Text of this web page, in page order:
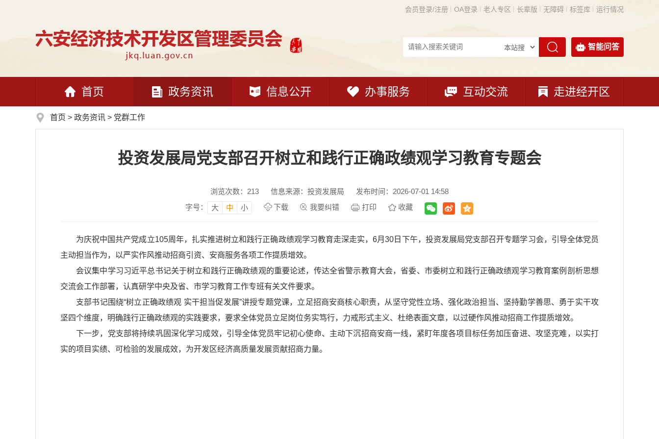
会员登录/注册 OA登录 老人专区 长辈版 无障碍 标签库 运行情况
智能问答
首页 政务资讯 信息公开 办事服务 互动交流 走进经开区
首页 > 政务资讯 > 党群工作
投资发展局党支部召开树立和践行正确政绩观学习教育专题会
浏览次数： 213 信息来源：投资发展局
发布时间：2026-07-01 14:58
字号：
大 中 小 下载 我要纠错 打印 收藏
为庆祝中国共产党成立105周年，扎实推进树立和践行正确政绩观学习教育走深走实，6月30日下午，投资发展局党支部召开专题学习会，引导全体党员
主动担当作为，以严实作风推动招商引资、安商服务各项工作提质增效。
会议集中学习习近平总书记关于树立和践行正确政绩观的重要论述，传达全省警示教育大会，省委、市委树立和践行正确政绩观学习教育案例剖析思想
交流会工作部署，认真研学中央及省、市学习教育工作专班有关文件要求。
支部书记围绕“树立正确政绩观 实干担当促发展”讲授专题党课，立足招商安商核心职责，从坚守党性立场、强化政治担当、坚持勤学善思、勇于实干攻
坚四个维度，明确践行正确政绩观的实践要求，要求全体党员立足岗位务实笃行，力戒形式主义、杜绝表面文章，以过硬作风推动招商工作提质增效。
下一步，党支部将持续巩固深化学习成效，引导全体党员牢记初心使命、主动下沉招商安商一线，紧盯年度各项目标任务加压奋进、攻坚克难，以实打
实的项目实绩、可检验的发展成效，为开发区经济高质量发展贡献招商力量。